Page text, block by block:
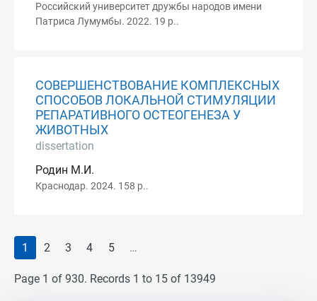
Российский университет дружбы народов имени
Патриса Лумумбы. 2022. 19 p..
СОВЕРШЕНСТВОВАНИЕ КОМПЛЕКСНЫХ
СПОСОБОВ ЛОКАЛЬНОЙ СТИМУЛЯЦИИ
РЕПАРАТИВНОГО ОСТЕОГЕНЕЗА У
ЖИВОТНЫХ
dissertation
Родин М.И.
Краснодар. 2024. 158 p..
1 2 3 4 5 …
Page 1 of 930. Records 1 to 15 of 13949